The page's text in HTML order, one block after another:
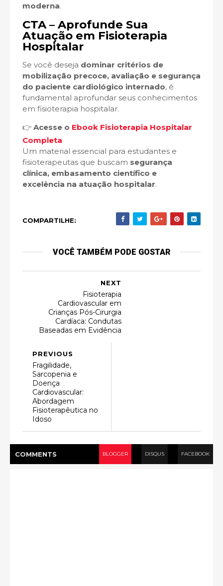
moderna.
CTA – Aprofunde Sua
Atuação em Fisioterapia
Hospitalar
Se você deseja dominar critérios de
mobilização precoce, avaliação e segurança
do paciente cardiológico internado, é
fundamental aprofundar seus conhecimentos
em fisioterapia hospitalar.
👉 Acesse o Ebook Fisioterapia Hospitalar
Completa
Um material essencial para estudantes e
fisioterapeutas que buscam segurança
clínica, embasamento científico e
excelência na atuação hospitalar.
COMPARTILHE:
VOCÊ TAMBÉM PODE GOSTAR
NEXT
Fisioterapia
Cardiovascular em
Crianças Pós-Cirurgia
Cardíaca: Condutas
Baseadas em Evidência
PREVIOUS
Fragilidade,
Sarcopenia e
Doença
Cardiovascular:
Abordagem
Fisioterapêutica no
Idoso
COMMENTS BLOGGER DISQUS FACEBOOK